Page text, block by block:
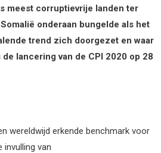
meest corruptievrije landen ter
onderaan bungelde als het
trend zich doorgezet en waar
lancering van de CPI 2020 op 28
wereldwijd erkende benchmark voor
invulling van